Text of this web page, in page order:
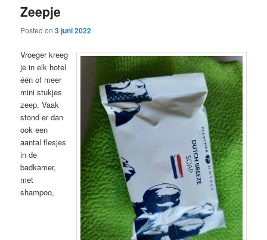
Zeepje
Posted on3 juni 2022
Vroeger kreeg
je in elk hotel
één of meer
mini stukjes
zeep. Vaak
stond er dan
ook een
aantal flesjes
in de
badkamer,
met
shampoo,